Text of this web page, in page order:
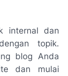
internal dan
topik.
blog Anda
dan mulai